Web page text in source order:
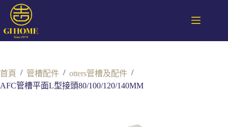
首頁 / 管槽配件 / otters管槽及配件 /
AFC管槽平面L型接頭80/100/120/140MM